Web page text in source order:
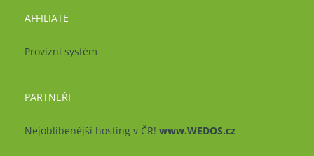
AFFILIATE
Provizní systém
PARTNEŘI
Nejoblíbenější hosting v ČR! www.WEDOS.cz